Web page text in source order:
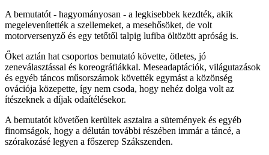
A bemutatót - hagyományosan - a legkisebbek kezdték, akik
megelevenítették a szellemeket, a mesehősöket, de volt
motorversenyző és egy tetőtől talpig lufiba öltözött apróság is.
Őket aztán hat csoportos bemutató követte, ötletes, jó
zeneválasztással és koreográfiákkal. Meseadaptációk, világutazások
és egyéb táncos műsorszámok követték egymást a közönség
ovációja közepette, így nem csoda, hogy nehéz dolga volt az
ítészeknek a díjak odaítélésekor.
A bemutatót követően kerültek asztalra a sütemények és egyéb
finomságok, hogy a délután további részében immár a táncé, a
szórakozásé legyen a főszerep Szákszenden.